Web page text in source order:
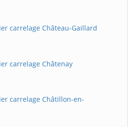
carrelage Château-Gaillard
carrelage Châtenay
carrelage Châtillon-en-